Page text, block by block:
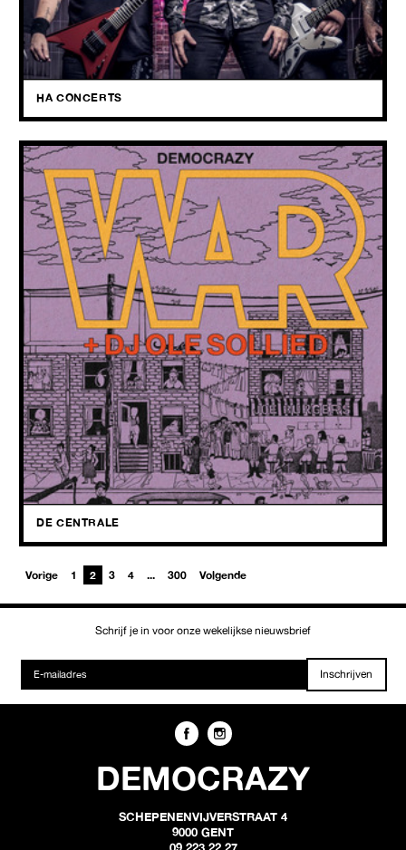
Afscheidstournee van hét grootste metalfenomeen in de Benelux:
Channel Zero!
HA CONCERTS
27.05
2026
WAR
+ DJ Ole Sollied
Een levende legende op ons podium, en muziek die niets van haar
glans verloren is: WAR.
DE CENTRALE
Vorige 1 2 3 4 ... 300 Volgende
Schrijf je in voor onze wekelijkse nieuwsbrief
Inschrijven
DEMOCRAZY
SCHEPENENVIJVERSTRAAT 4
9000 GENT
09 223 22 27